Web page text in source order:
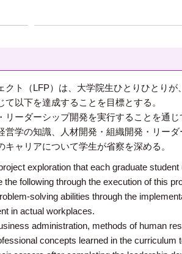
ト（LFP）は、大学院生ひとりひとり
以下を達成することを目標とする。
ーダーシップ開発を実行することを通じ
学の知識、人材開発・組織開発・リー
ャリアについて学生が省察を深める。
exploration that each graduate
following through the execution of this
solving abilities through the
in actual workplaces.
administration, methods of human
concepts learned in the curriculum